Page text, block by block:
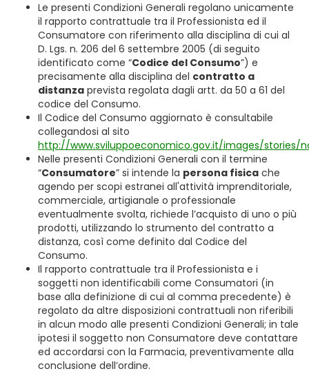
Le presenti Condizioni Generali regolano unicamente
il rapporto contrattuale tra il Professionista ed il
Consumatore con riferimento alla disciplina di cui al
D. Lgs. n. 206 del 6 settembre 2005 (di seguito
identificato come “Codice del Consumo”) e
precisamente alla disciplina del contratto a
distanza prevista regolata dagli artt. da 50 a 61 del
codice del Consumo.
Il Codice del Consumo aggiornato è consultabile
collegandosi al sito
http://www.sviluppoeconomico.gov.it/images/stories/
Nelle presenti Condizioni Generali con il termine
“Consumatore” si intende la persona fisica che
agendo per scopi estranei all'attività imprenditoriale,
commerciale, artigianale o professionale
eventualmente svolta, richiede l’acquisto di uno o più
prodotti, utilizzando lo strumento del contratto a
distanza, così come definito dal Codice del
Consumo.
Il rapporto contrattuale tra il Professionista e i
soggetti non identificabili come Consumatori (in
base alla definizione di cui al comma precedente) è
regolato da altre disposizioni contrattuali non riferibili
in alcun modo alle presenti Condizioni Generali; in tale
ipotesi il soggetto non Consumatore deve contattare
ed accordarsi con la Farmacia, preventivamente alla
conclusione dell’ordine.